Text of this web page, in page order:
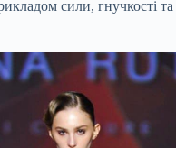
сили, гнучкості та